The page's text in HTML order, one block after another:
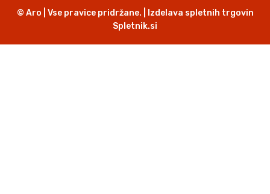
© Aro | Vse pravice pridržane. | Izdelava spletnih trgovin
Spletnik.si